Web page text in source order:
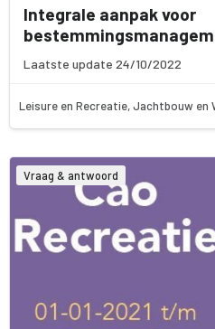
Integrale aanpak voor
Laatste update 24/10/2022
Leisure en Recreatie, Jachtbouw en
Vraag & antwoord